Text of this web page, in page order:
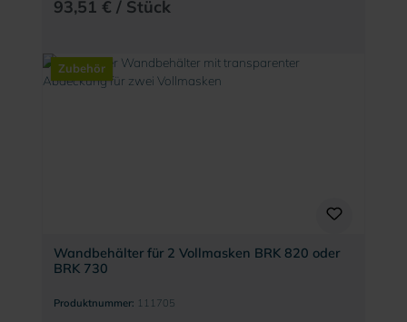
93,51 € / Stück
Zubehör
Wandbehälter für 2 Vollmasken BRK 820 oder
BRK 730
Produktnummer: 111705